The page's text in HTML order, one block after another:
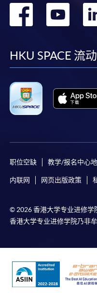
「报读课程」，惟学
人资料概不负责。
3. VISA / Mastercard
Mastercard卡」）缴付
Mastercard卡持有人，
享有十个月免息分期付
大部份公开招生的课程
别学历颁授课程提供网
付方式之外，如就读学
员亦可以微信支付（
（Online Alipay）或转
参阅报名办法 -网上报
注意事项:
转
转
HKU SPACE 流
职位空缺 教学/报名中心
内联网 网页出版政策
© 2026 香港大学专业进修学
香港大学专业进修学院乃非